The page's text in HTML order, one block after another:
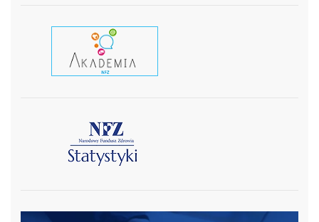
czytaj więcej